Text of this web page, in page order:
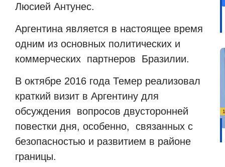
Люсией Антунес.
Аргентина является в настоящее время
одним из основных политических и
коммерческих партнеров Бразилии.
В октябре 2016 года Темер реализовал
краткий визит в Аргентину для
обсуждения вопросов двусторонней
повестки дня, особенно, связанных с
безопасностью и развитием в районе
границы.